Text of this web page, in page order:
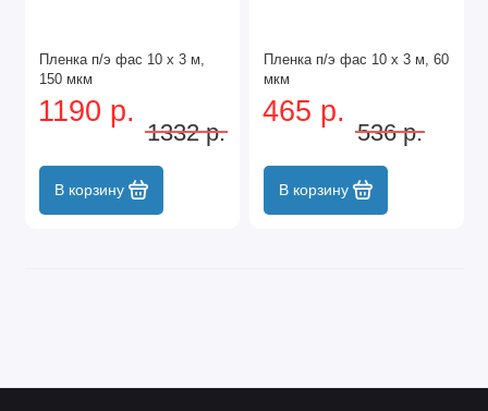
Пленка п/э фас 10 x 3 м,
150 мкм
1190 р.
1332 р.
В корзину
Пленка п/э фас 10 x 3 м, 60
мкм
465 р.
536 р.
В корзину